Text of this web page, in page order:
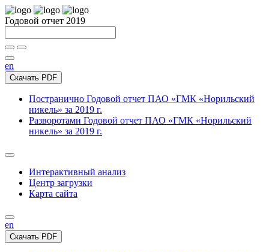
Годовой отчет 2019
en
Скачать PDF
Постранично Годовой отчет ПАО «ГМК «Норильский
никель» за 2019 г.
Разворотами Годовой отчет ПАО «ГМК «Норильский
никель» за 2019 г.
Интерактивный анализ
Центр загрузки
Карта сайта
en
Скачать PDF